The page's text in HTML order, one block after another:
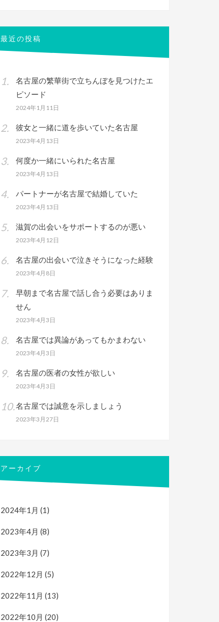
最近の投稿
名古屋の繁華街で立ちんぼを見つけたエ
ピソード
2024年1月11日
彼女と一緒に道を歩いていた名古屋
2023年4月13日
何度か一緒にいられた名古屋
2023年4月13日
パートナーが名古屋で結婚していた
2023年4月13日
滋賀の出会いをサポートするのが悪い
2023年4月12日
名古屋の出会いで泣きそうになった経験
2023年4月8日
早朝まで名古屋で話し合う必要はありま
せん
2023年4月3日
名古屋では異論があってもかまわない
2023年4月3日
名古屋の医者の女性が欲しい
2023年4月3日
名古屋では誠意を示しましょう
2023年3月27日
アーカイブ
2024年1月 (1)
2023年4月 (8)
2023年3月 (7)
2022年12月 (5)
2022年11月 (13)
2022年10月 (20)